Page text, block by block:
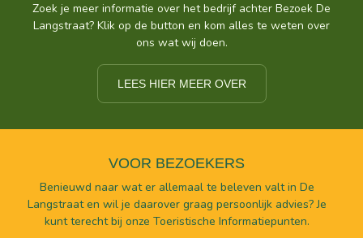
Zoek je meer informatie over het bedrijf achter Bezoek De
Langstraat? Klik op de button en kom alles te weten over
ons wat wij doen.
LEES HIER MEER OVER
VOOR BEZOEKERS
Benieuwd naar wat er allemaal te beleven valt in De
Langstraat en wil je daarover graag persoonlijk advies? Je
kunt terecht bij onze Toeristische Informatiepunten.